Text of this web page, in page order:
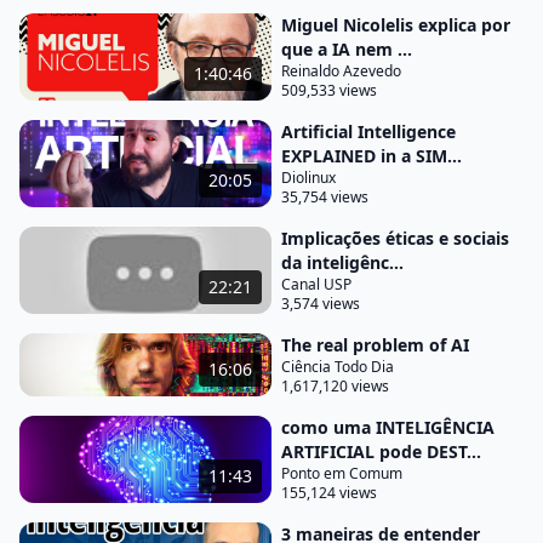
é um conjunto de regras pré-estabelecidas que
rege da ordem o universo é o número pi ou a
proporção Áurea no entanto Nem todas temos um
princípio eterno deve seja algo Divino como Deus
ou sendo ciência tudo a informação informação
ordenada crescente em constante movimento até o
despertar da consciência
coletiva da humanidade e quando voltamos até
história esse despertar da consciência aconteceu
com os primeiros homosapiens essas criaturas
passaram a se reconhecer como indivíduo
representando o a si mesmo e ao mundo ao seu
redor as ilustrações encontradas nas cavernas
traduzem em seu dia a dia suas caçadas e seus
costumes não distante registraram seus paixões e
crenças da mesma forma que nossa humanidade
1:40:46
Miguel Nicolelis explica por
que a IA nem ...
Reinaldo Azevedo
509,533 views
20:05
Artificial Intelligence
EXPLAINED in a SIM...
Diolinux
35,754 views
22:21
Implicações éticas e sociais
da inteligênc...
Canal USP
3,574 views
16:06
The real problem of AI
Ciência Todo Dia
1,617,120 views
11:43
como uma INTELIGÊNCIA
ARTIFICIAL pode DEST...
Ponto em Comum
155,124 views
3 maneiras de entender